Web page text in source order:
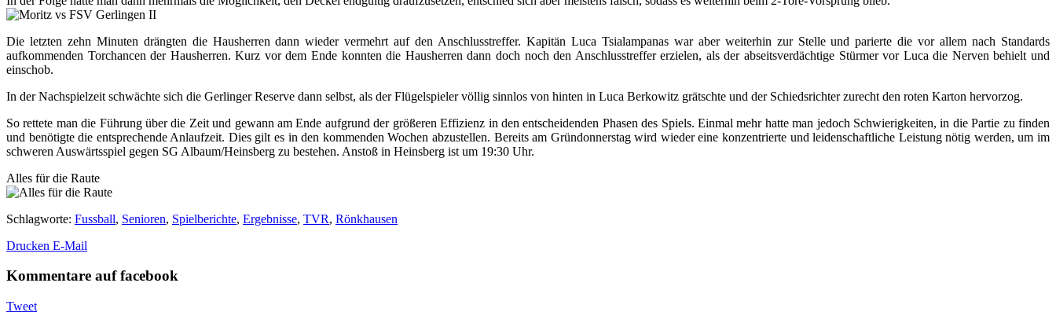
Die letzten zehn Minuten drängten die Hausherren dann wieder vermehrt auf den Anschlusstreffer. Kapitän Luca Tsialampanas war aber weiterhin zur Stelle und parierte die vor allem nach Standards
aufkommenden Torchancen der Hausherren. Kurz vor dem Ende konnten die Hausherren dann doch noch den Anschlusstreffer erzielen, als der abseitsverdächtige Stürmer vor Luca die Nerven behielt und
einschob.
In der Nachspielzeit schwächte sich die Gerlinger Reserve dann selbst, als der Flügelspieler völlig sinnlos von hinten in Luca Berkowitz grätschte und der Schiedsrichter zurecht den roten Karton hervorzog.
So rettete man die Führung über die Zeit und gewann am Ende aufgrund der größeren Effizienz in den entscheidenden Phasen des Spiels. Einmal mehr hatte man jedoch Schwierigkeiten, in die Partie zu finden
und benötigte die entsprechende Anlaufzeit. Dies gilt es in den kommenden Wochen abzustellen. Bereits am Gründonnerstag wird wieder eine konzentrierte und leidenschaftliche Leistung nötig werden, um im
schweren Auswärtsspiel gegen SG Albaum/Heinsberg zu bestehen. Anstoß in Heinsberg ist um 19:30 Uhr.
Alles für die Raute
Schlagworte: Fussball, Senioren, Spielberichte, Ergebnisse, TVR, Rönkhausen
Drucken E-Mail
Kommentare auf facebook
Tweet